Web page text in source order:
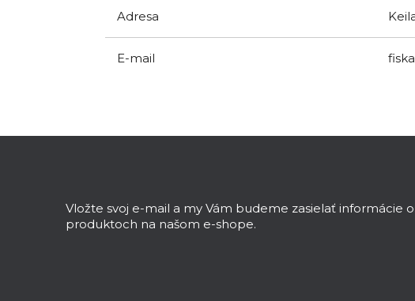
Adresa
E-mail
Vložte svoj e-mail a my Vám budeme zasielať informácie
produktoch na našom e-shope.